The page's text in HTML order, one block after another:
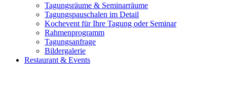
Tagungsräume & Seminarräume
Tagungspauschalen im Detail
Kochevent für Ihre Tagung oder Seminar
Rahmenprogramm
Tagungsanfrage
Bildergalerie
Restaurant & Events